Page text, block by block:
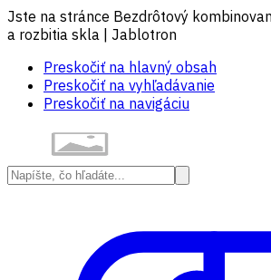
Jste na stránce Bezdrôtový
a rozbitia skla | Jablotron
Preskočiť na hlavný obsah
Preskočiť na vyhľadávanie
Preskočiť na navigáciu